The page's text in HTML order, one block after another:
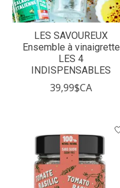
LES SAVOUREUX
Ensemble à vinaigrette
LES 4
INDISPENSABLES
39,99$CA